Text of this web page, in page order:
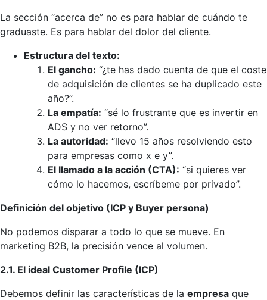
La sección “acerca de” no es para hablar de cuándo te
graduaste. Es para hablar del dolor del cliente.
Estructura del texto:
El gancho: “¿te has dado cuenta de que el coste
de adquisición de clientes se ha duplicado este
año?”.
La empatía: “sé lo frustrante que es invertir en
ADS y no ver retorno”.
La autoridad: “llevo 15 años resolviendo esto
para empresas como x e y”.
El llamado a la acción (CTA): “si quieres ver
cómo lo hacemos, escríbeme por privado”.
Definición del objetivo (ICP y Buyer persona)
No podemos disparar a todo lo que se mueve. En
marketing B2B, la precisión vence al volumen.
2.1. El ideal Customer Profile (ICP)
Debemos definir las características de la empresa que